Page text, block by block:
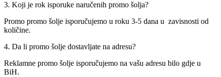
3. Koji je rok isporuke naručenih promo šolja?
Promo promo šolje isporučujemo u roku 3-5 dana u zavisnosti od
količine.
4. Da li promo šolje dostavljate na adresu?
Reklamne promo šolje isporučujemo na vašu adresu bilo gdje u
BiH.